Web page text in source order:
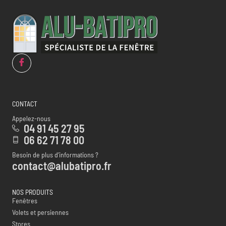
CONTACT
Appelez-nous
04 91 45 27 95
06 62 71 78 00
Besoin de plus d’informations ?
contact@alubatipro.fr
NOS PRODUITS
Fenêtres
Volets et persiennes
Stores